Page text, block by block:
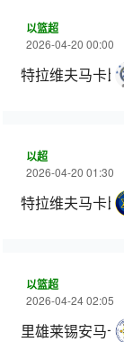
以篮超
2026-04-20 00:00
特拉维夫马卡比
以超
2026-04-20 01:30
特拉维夫马卡比
以篮超
2026-04-24 02:05
里雄莱锡安马